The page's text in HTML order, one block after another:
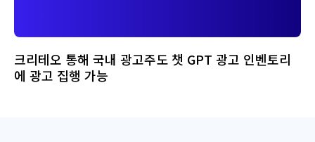
크리테오 통해 국내 광고주도 챗 GPT 광고 인벤토리
에 광고 집행 가능